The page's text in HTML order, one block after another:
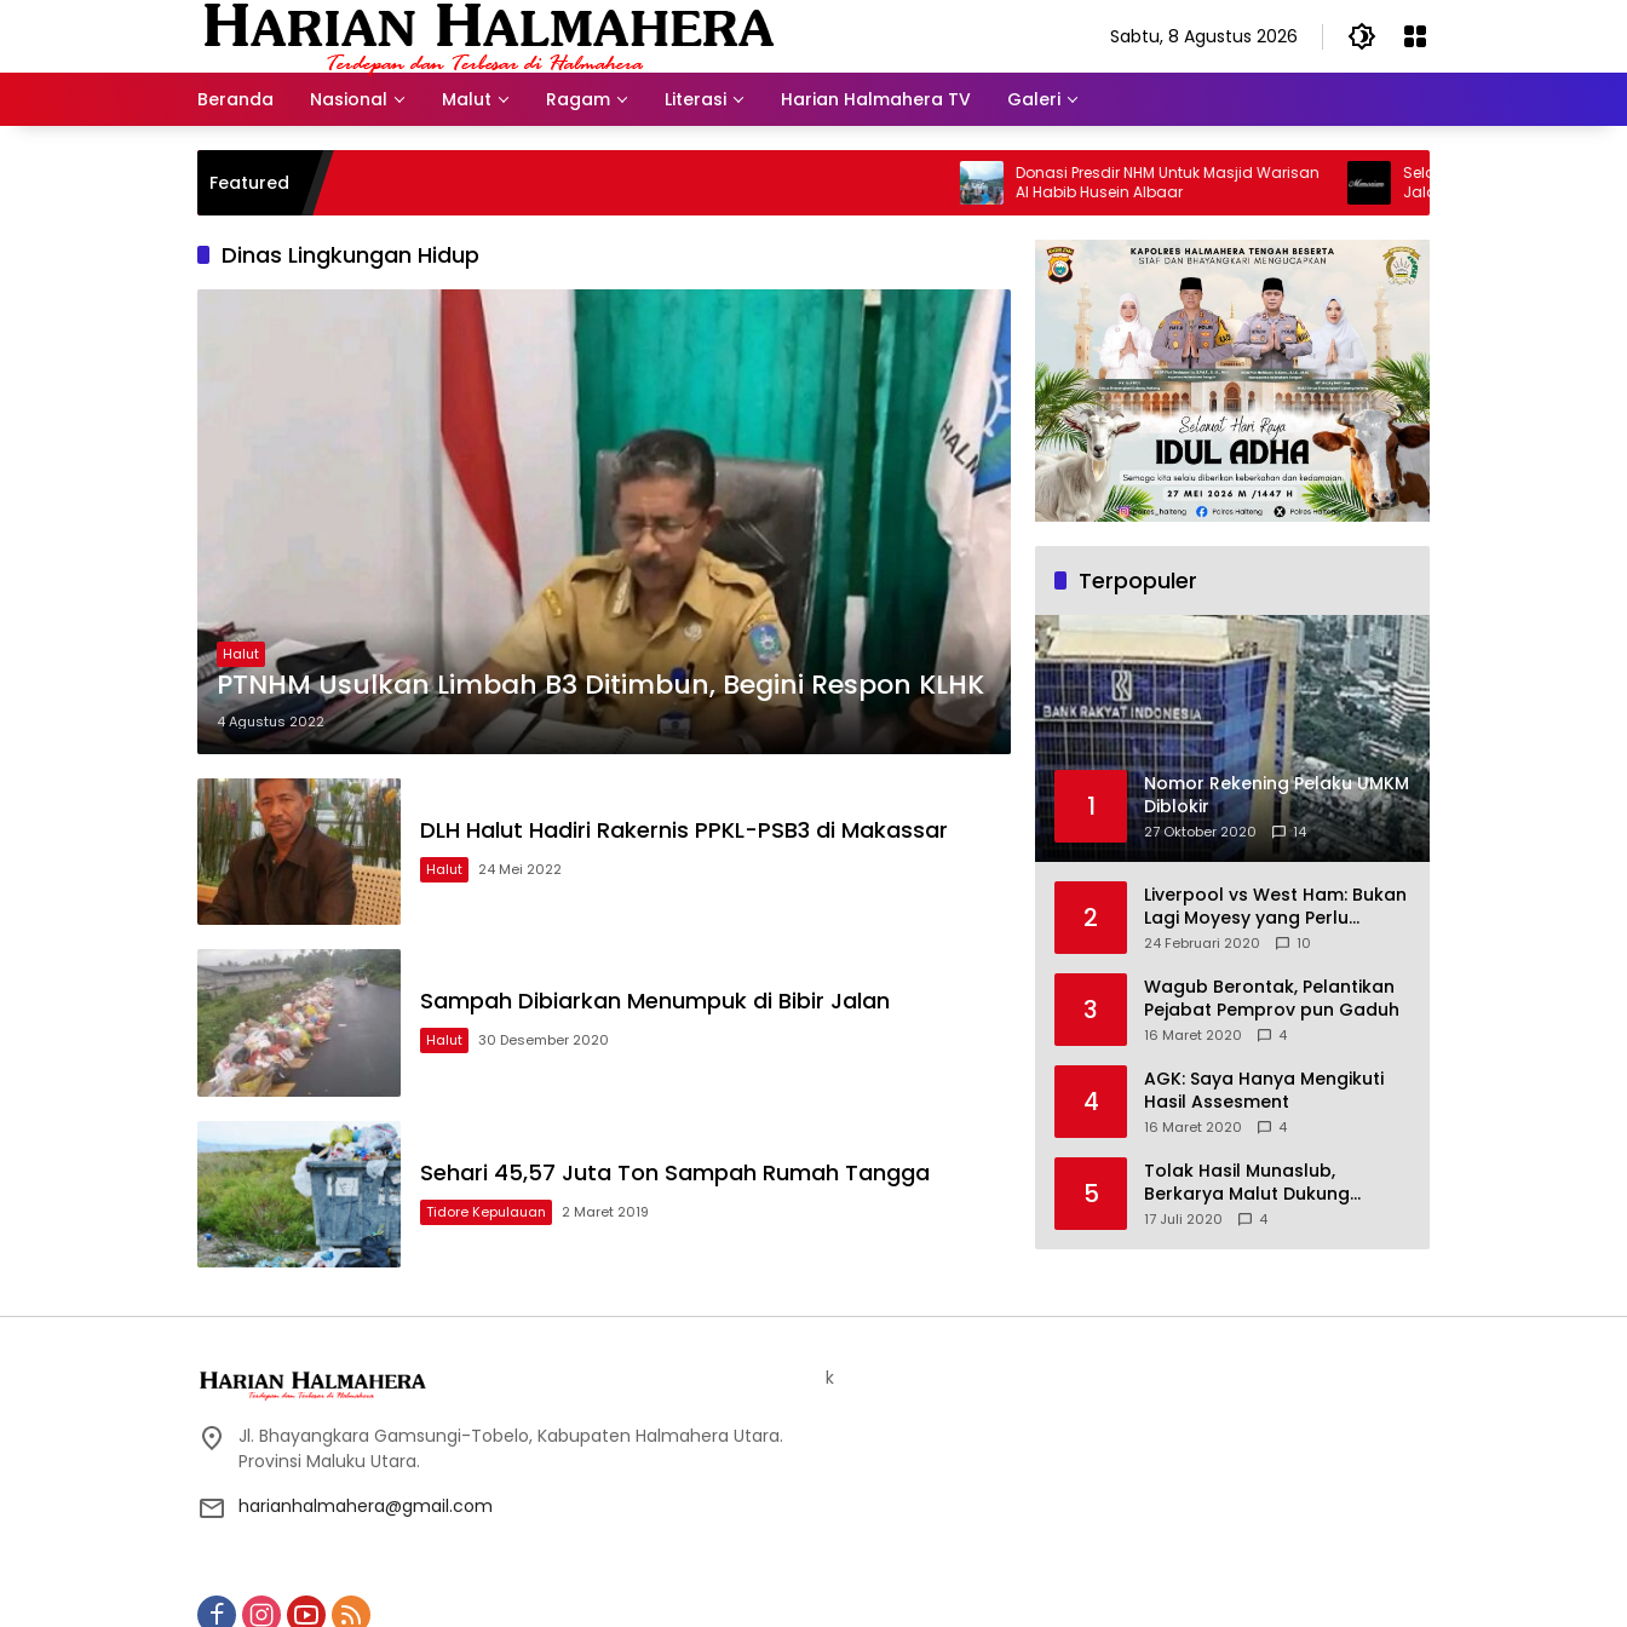
Sabtu, 8 Agustus 2026
Beranda Nasional Malut Ragam Literasi Harian Halmahera TV Galeri
Featured
Donasi Presdir NHM Untuk Masjid Warisan
Al Habib Husein Albaar
Selamat Jalan Sang Inspirator,
Jalan Abangku Yuslam Idris
Dinas Lingkungan Hidup
Halut
PTNHM Usulkan Limbah B3 Ditimbun, Begini Respon KLHK
4 Agustus 2022
DLH Halut Hadiri Rakernis PPKL-PSB3 di Makassar
Halut 24 Mei 2022
Sampah Dibiarkan Menumpuk di Bibir Jalan
Halut 30 Desember 2020
Sehari 45,57 Juta Ton Sampah Rumah Tangga
Tidore Kepulauan 2 Maret 2019
Terpopuler
1
Nomor Rekening Pelaku UMKM
Diblokir
27 Oktober 2020 14
2
Liverpool vs West Ham: Bukan
Lagi Moyesy yang Perlu
Ditakuti
24 Februari 2020 10
3
Wagub Berontak, Pelantikan
Pejabat Pemprov pun Gaduh
16 Maret 2020 4
4
AGK: Saya Hanya Mengikuti
Hasil Assesment
16 Maret 2020 4
5
Tolak Hasil Munaslub,
Berkarya Malut Dukung
Tommy Soeharto
17 Juli 2020 4
Jl. Bhayangkara Gamsungi-Tobelo, Kabupaten Halmahera Utara.
Provinsi Maluku Utara.
harianhalmahera@gmail.com
k